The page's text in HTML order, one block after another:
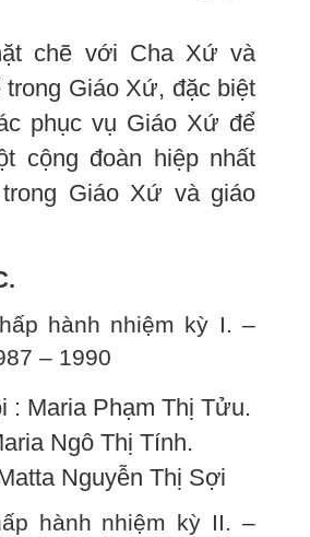
chẽ với Cha Xứ và
trong Giáo Xứ, đặc biệt
phục vụ Giáo Xứ để
cộng đoàn hiệp nhất
Giáo Xứ và giáo
hành nhiệm kỳ I. –
– 1990
: Maria Phạm Thị Tửu.
Ngô Thị Tính.
Nguyễn Thị Sợi
hành nhiệm kỳ II. –